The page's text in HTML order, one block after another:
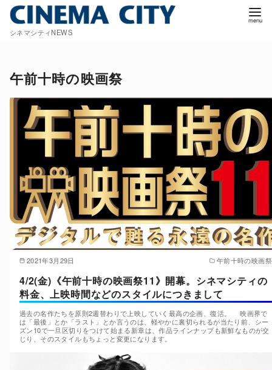
シネマシティNEWS
午前十時の映画祭
2021年3月29日 午前十時の映画祭
4/2(金)《午前十時の映画祭11》開幕。シネマシティの
料金、上映時間などのスタイルにつきまして
過去の名作たちを原則2週替わりで上映していく最高の企画、復活。 映画界で
は「最後」とか「ラスト」とか言うのは、軽やかに裏切られるが当たり前、シー
ズン10で一旦区切りをつけて始まる新章は、作品ラインナップも新鮮なものが交
じり、そのスタイルもちょっと変更になります。